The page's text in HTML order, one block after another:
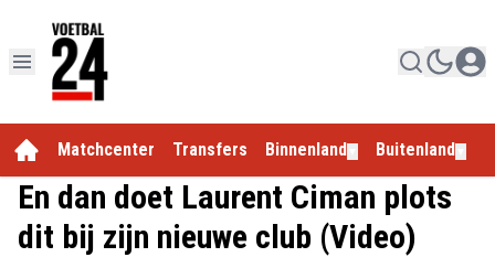
Matchcenter Transfers Binnenland Buitenland
En dan doet Laurent Ciman plots
dit bij zijn nieuwe club (Video)